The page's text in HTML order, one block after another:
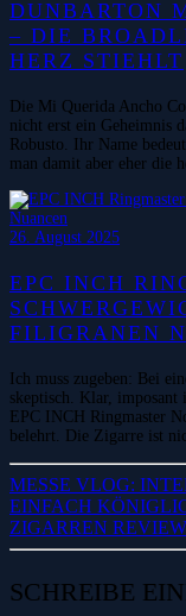
DUNBARTON
– DIE
HERZ STIEHLT
Die Mi Querida Ancho
nicht erst ein Geheimnis
Robusto. Ihr Name
man damit aber eher die
26. August 2025
EPC INCH
FILIGRANEN
Ich muss zugeben: Bei
skeptisch. Klar,
EPC INCH Ringmaster
belehrt. Die Zigarre ist
MESSE VLOG:
EINFACH
ZIGARREN REVIEW
SCHREIBE